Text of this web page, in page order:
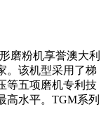
磨粉机享誉澳大利
。该机型采用了梯
等五项磨机专利技
高水平。TGM系列